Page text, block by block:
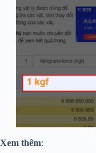
Xem thêm: